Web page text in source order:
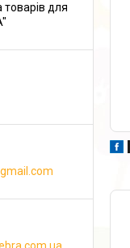
товарів для